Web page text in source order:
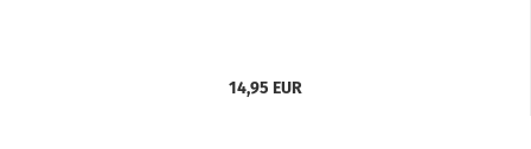
14,95 EUR